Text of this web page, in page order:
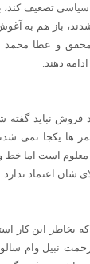
تضعیف کند،
باز هم به آغوش
و عطا محمد
دهند.
فروش نباید
ها یکجا نمی
است اما خط
شان اعتماد ندارد
بخاطر این کار
نبیل وام